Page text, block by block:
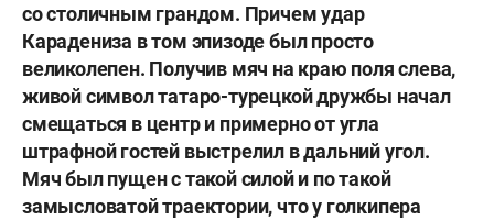
со столичным грандом. Причем удар
Карадениза в том эпизоде был просто
великолепен. Получив мяч на краю поля слева,
живой символ татаро-турецкой дружбы начал
смещаться в центр и примерно от угла
штрафной гостей выстрелил в дальний угол.
Мяч был пущен с такой силой и по такой
замысловатой траектории, что у голкипера